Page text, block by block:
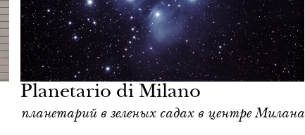
Planetario di Milano
планетарий в зеленых садах в центре Милана